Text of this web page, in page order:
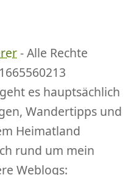
- Alle Rechte
es hauptsächlich
Wandertipps und
Heimatland
rund um mein
Weblogs: